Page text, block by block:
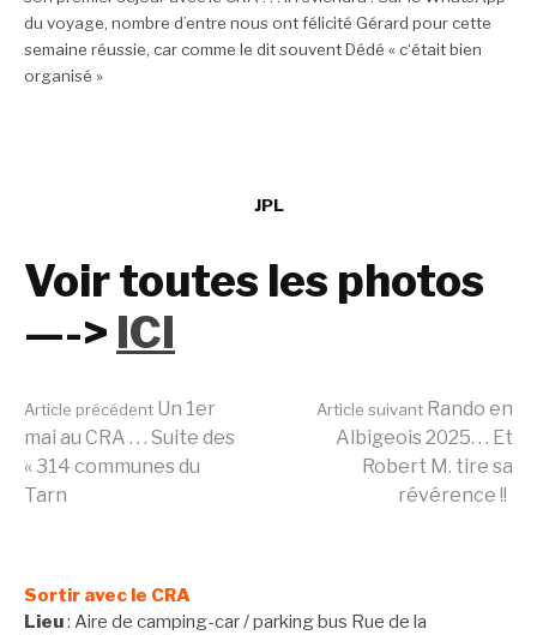
du voyage, nombre d’entre nous ont félicité Gérard pour cette
semaine réussie, car comme le dit souvent Dédé « c‘était bien
organisé »
JPL
Voir toutes les photos
—-> ICI
Lire
la
suite
Article précédent Un 1er
mai au CRA . . . Suite des
« 314 communes du
Tarn
Article suivant Rando en
Albigeois 2025. . . Et
Robert M. tire sa
révérence !!
Sortir avec le CRA
Lieu: Aire de camping-car / parking bus Rue de la